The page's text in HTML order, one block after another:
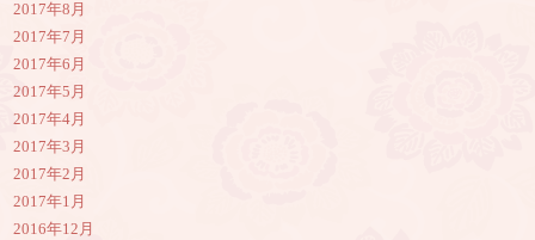
2017年8月
2017年7月
2017年6月
2017年5月
2017年4月
2017年3月
2017年2月
2017年1月
2016年12月